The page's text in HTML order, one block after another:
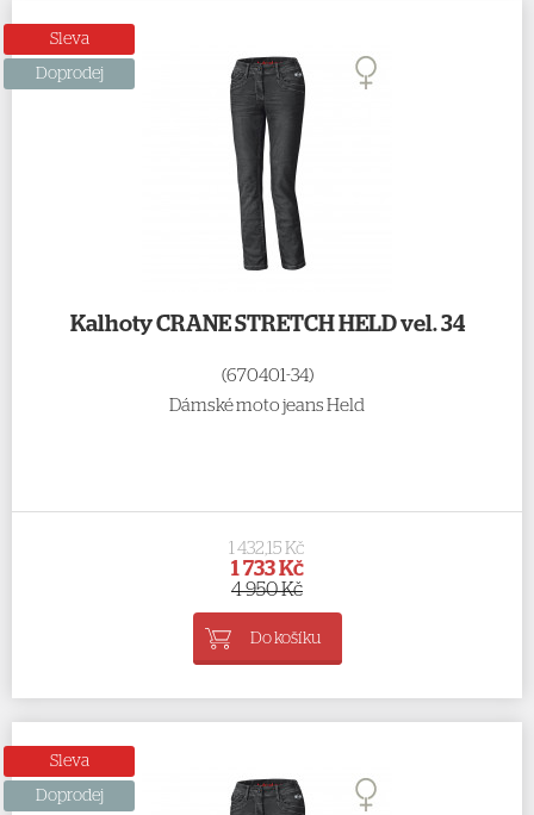
Sleva
Doprodej
Kalhoty CRANE STRETCH HELD vel. 34
(670401-34)
Dámské moto jeans Held
1 432,15 Kč
1 733 Kč
4 950 Kč
Do košíku
Sleva
Doprodej